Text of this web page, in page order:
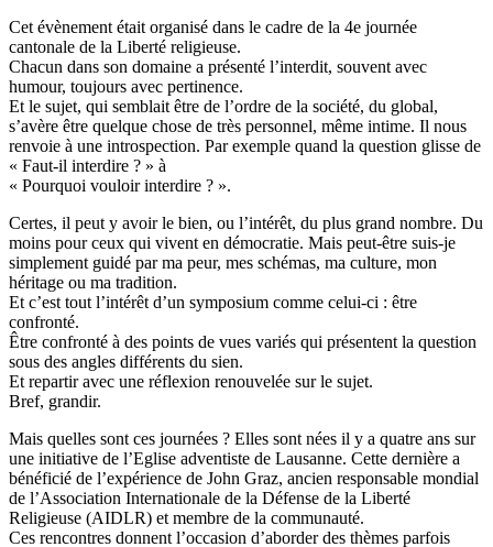
Cet évènement était organisé dans le cadre de la 4e journée
cantonale de la Liberté religieuse.
Chacun dans son domaine a présenté l’interdit, souvent avec
humour, toujours avec pertinence.
Et le sujet, qui semblait être de l’ordre de la société, du global,
s’avère être quelque chose de très personnel, même intime. Il nous
renvoie à une introspection. Par exemple quand la question glisse de
« Faut-il interdire ? » à
« Pourquoi vouloir interdire ? ».
Certes, il peut y avoir le bien, ou l’intérêt, du plus grand nombre. Du
moins pour ceux qui vivent en démocratie. Mais peut-être suis-je
simplement guidé par ma peur, mes schémas, ma culture, mon
héritage ou ma tradition.
Et c’est tout l’intérêt d’un symposium comme celui-ci : être
confronté.
Être confronté à des points de vues variés qui présentent la question
sous des angles différents du sien.
Et repartir avec une réflexion renouvelée sur le sujet.
Bref, grandir.
Mais quelles sont ces journées ? Elles sont nées il y a quatre ans sur
une initiative de l’Eglise adventiste de Lausanne. Cette dernière a
bénéficié de l’expérience de John Graz, ancien responsable mondial
de l’Association Internationale de la Défense de la Liberté
Religieuse (AIDLR) et membre de la communauté.
Ces rencontres donnent l’occasion d’aborder des thèmes parfois